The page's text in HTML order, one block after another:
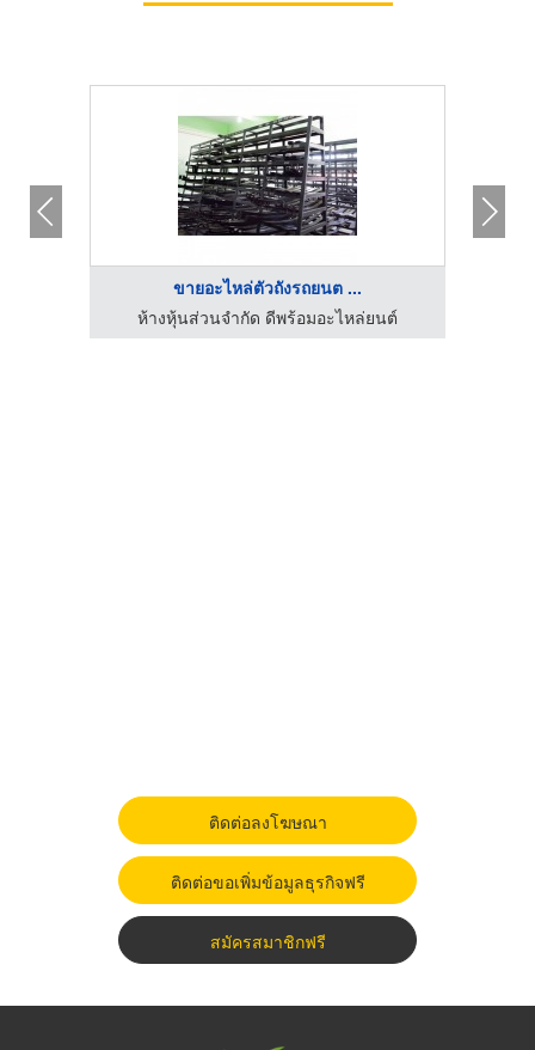
ขายอะไหล่ตัวถังรถยนต ...
ห้างหุ้นส่วนจำกัด ดีพร้อมอะไหล่ยนต์
ติดต่อลงโฆษณา
ติดต่อขอเพิ่มข้อมูลธุรกิจฟรี
สมัครสมาชิกฟรี